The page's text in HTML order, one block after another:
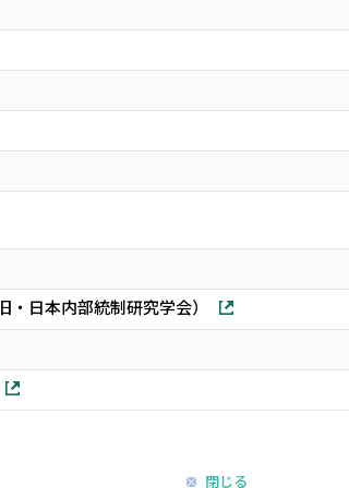
日本内部統制研究学会）
閉じる